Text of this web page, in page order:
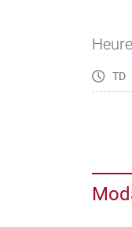
TD